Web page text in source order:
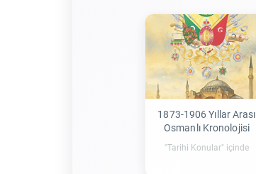
1873-1906 Yıllar Arası
Osmanlı Kronolojisi
"Tarihi Konular" içinde